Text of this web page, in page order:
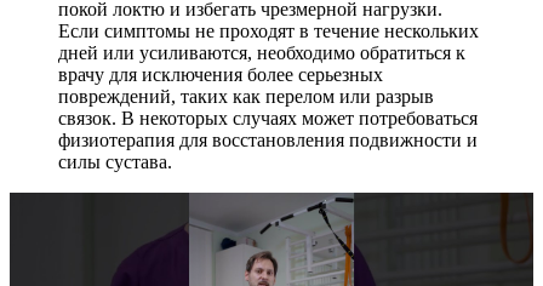
покой локтю и избегать чрезмерной нагрузки.
Если симптомы не проходят в течение нескольких
дней или усиливаются, необходимо обратиться к
врачу для исключения более серьезных
повреждений, таких как перелом или разрыв
связок. В некоторых случаях может потребоваться
физиотерапия для восстановления подвижности и
силы сустава.